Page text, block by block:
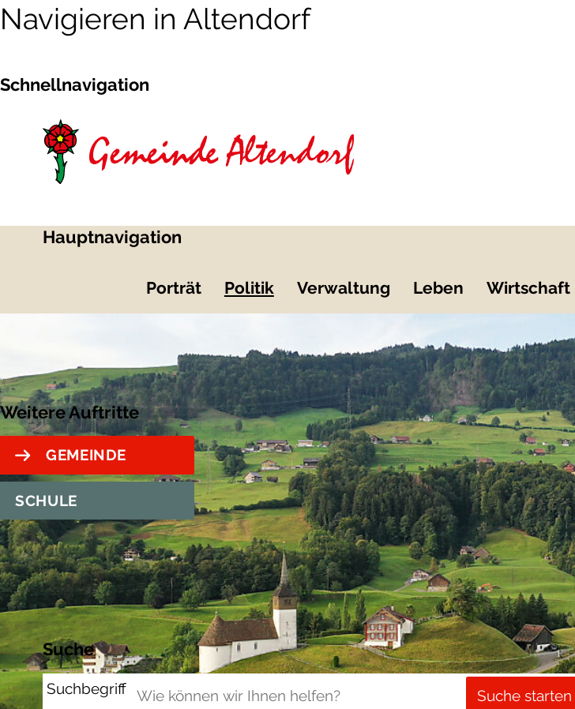
Navigieren in Altendorf
Schnellnavigation
Hauptnavigation
Porträt Politik Verwaltung Leben Wirtschaft
Weitere Auftritte
GEMEINDE
SCHULE
Suche
Suchbegriff Suche starten